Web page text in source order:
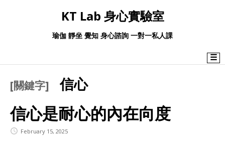
KT Lab 身心實驗室
瑜伽 靜坐 覺知 身心諮詢 一對一私人課
☰
[關鍵字]信心
信心是耐心的內在向度
February 15, 2025